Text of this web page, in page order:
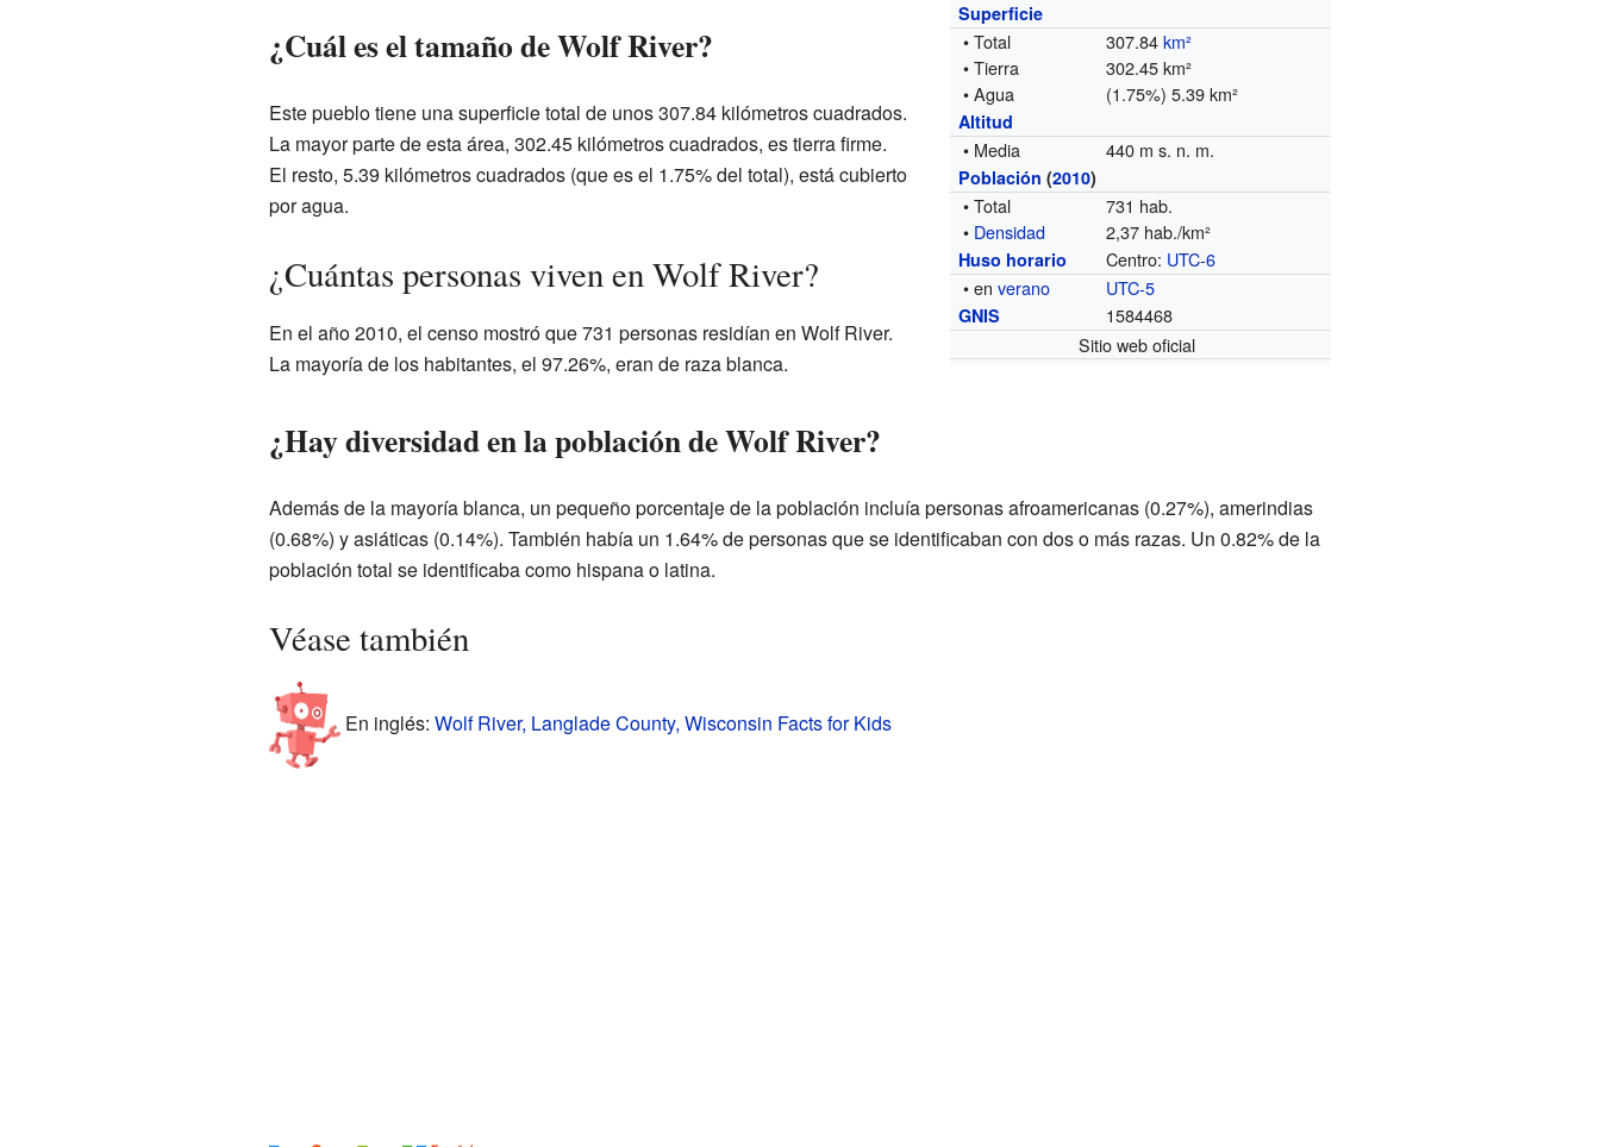
Superficie
• Total 307.84km²
• Tierra
302.45 km²
• Agua
(1.75%) 5.39 km²
Altitud
• Media 440 m s. n. m.
Población (2010)
• Total
731 hab.
• Densidad 2,37 hab./km²
Huso horario Centro: UTC-6
• enverano UTC-5
GNIS
1584468
Sitio web oficial
¿Cuál es el tamaño de Wolf River?
Este pueblo tiene una superficie total de unos 307.84 kilómetros cuadrados.
La mayor parte de esta área, 302.45 kilómetros cuadrados, es tierra firme.
El resto, 5.39 kilómetros cuadrados (que es el 1.75% del total), está cubierto
por agua.
¿Cuántas personas viven en Wolf River?
En el año 2010, el censo mostró que 731 personas residían en Wolf River.
La mayoría de los habitantes, el 97.26%, eran de raza blanca.
¿Hay diversidad en la población de Wolf River?
Además de la mayoría blanca, un pequeño porcentaje de la población incluía personas afroamericanas (0.27%), amerindias
(0.68%) y asiáticas (0.14%). También había un 1.64% de personas que se identificaban con dos o más razas. Un 0.82% de la
población total se identificaba como hispana o latina.
Véase también
En inglés: Wolf River, Langlade County, Wisconsin Facts for Kids